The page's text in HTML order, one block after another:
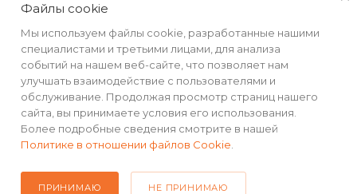
информацию от таких неисправностях как: потеря
сигнала GPS, падение напряжения, неисправность
камеры, неисправность дисплея, ошибка
навигационного модуля и многое другое.
Обновление устройства
информацию о версии и последнем обновлении
Файлы cookie
Мы используем файлы cookie, разработанные нашими
специалистами и третьими лицами, для анализа
событий на нашем веб-сайте, что позволяет нам
улучшать взаимодействие с пользователями и
обслуживание. Продолжая просмотр страниц нашего
сайта, вы принимаете условия его использования.
Более подробные сведения смотрите в нашей
Политике в отношении файлов Cookie
ПРИНИМАЮ НЕ ПРИНИМАЮ